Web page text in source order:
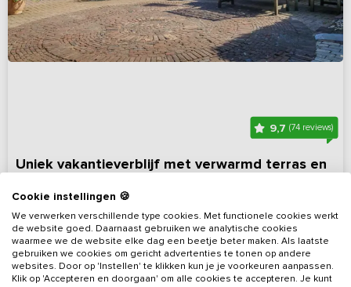
9,7(74 reviews)
Uniek vakantieverblijf met verwarmd terras en
Limburg, omgeving Peel en Maas
4 - 9 5 2 Nee
Bekijk details
Cookie instellingen 🍪
We verwerken verschillende type cookies. Met functionele cookies werkt
de website goed. Daarnaast gebruiken we analytische cookies
waarmee we de website elke dag een beetje beter maken. Als laatste
gebruiken we cookies om gericht advertenties te tonen op andere
websites. Door op 'Instellen' te klikken kun je je voorkeuren aanpassen.
Klik op 'Accepteren en doorgaan' om alle cookies te accepteren. Je kunt